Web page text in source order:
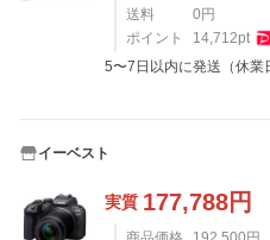
送料
0円
ポイント
14,712pt
5〜7日以内に発送（休業
イーベスト
実質 177,788円